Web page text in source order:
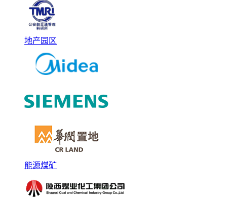
地产园区
能源煤矿